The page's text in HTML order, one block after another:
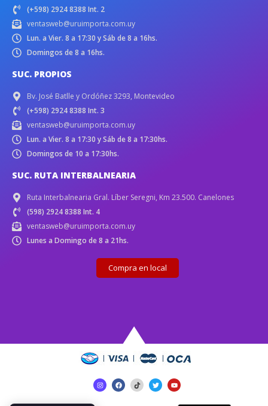
(+598) 2924 8388 Int. 2
ventasweb@uruimporta.com.uy
Lun. a Vier. 8 a 17:30 y Sáb de 8 a 16hs.
Domingos de 8 a 16hs.
SUC. PROPIOS
Bv. José Batlle y Ordóñez 3293, Montevideo
(+598) 2924 8388 Int. 3
ventasweb@uruimporta.com.uy
Lun. a Vier. 8 a 17:30 y Sáb de 8 a 17:30hs.
Domingos de 10 a 17:30hs.
SUC. RUTA INTERBALNEARIA
Ruta Interbalnearia Gral. Líber Seregni, Km 23.500. Canelones
(598) 2924 8388 Int. 4
ventasweb@uruimporta.com.uy
Lunes a Domingo de 8 a 21hs.
Compra en local